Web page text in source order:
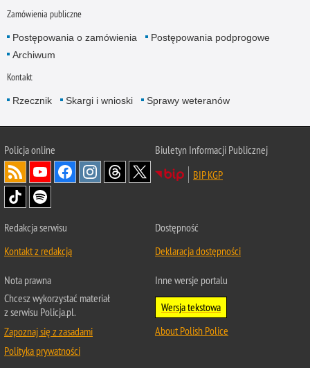
Zamówienia publiczne
Postępowania o zamówienia
Postępowania podprogowe
Archiwum
Kontakt
Rzecznik Skargi i wnioski Sprawy weteranów
Policjaonline
Biuletyn Informacji Publicznej
BIP KGP
Redakcja serwisu
Kontakt z redakcją
Dostępność
Deklaracja dostępności
Nota prawna
Chcesz wykorzystać materiał
z serwisu Policja.pl.
Zapoznaj się z zasadami
Polityka prywatności
Inne wersje portalu
Wersja tekstowa
About Polish Police